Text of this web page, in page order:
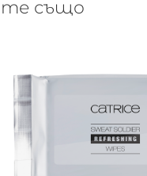
също